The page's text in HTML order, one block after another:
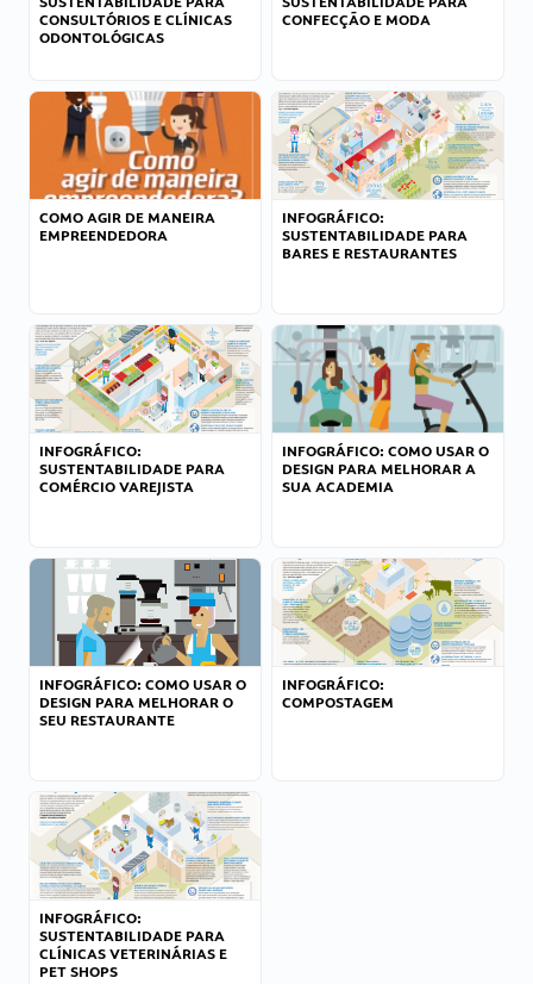
CONSULTÓRIOS E CLÍNICAS
ODONTOLÓGICAS
CONFECÇÃO E MODA
COMO AGIR DE MANEIRA
EMPREENDEDORA
INFOGRÁFICO:
SUSTENTABILIDADE PARA
BARES E RESTAURANTES
INFOGRÁFICO:
SUSTENTABILIDADE PARA
COMÉRCIO VAREJISTA
INFOGRÁFICO: COMO USAR O
DESIGN PARA MELHORAR A
SUA ACADEMIA
INFOGRÁFICO: COMO USAR O
DESIGN PARA MELHORAR O
SEU RESTAURANTE
INFOGRÁFICO:
COMPOSTAGEM
INFOGRÁFICO:
SUSTENTABILIDADE PARA
CLÍNICAS VETERINÁRIAS E
PET SHOPS